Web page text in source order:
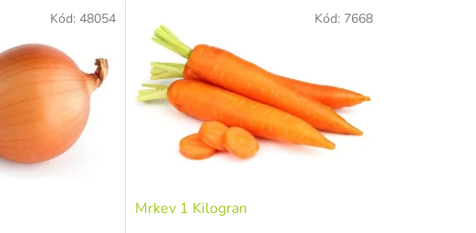
Kód: 48054
Mrkev 1 Kilogran
Kód: 7668